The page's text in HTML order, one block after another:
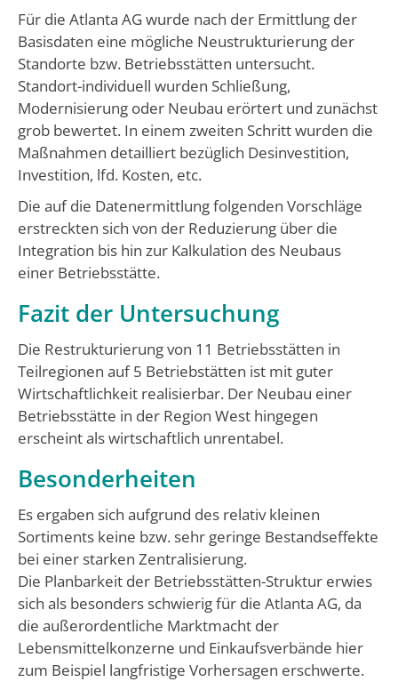
Für die Atlanta AG wurde nach der Ermittlung der
Basisdaten eine mögliche Neustrukturierung der
Standorte bzw. Betriebsstätten untersucht.
Standort-individuell wurden Schließung,
Modernisierung oder Neubau erörtert und zunächst
grob bewertet. In einem zweiten Schritt wurden die
Maßnahmen detailliert bezüglich Desinvestition,
Investition, lfd. Kosten, etc.
Die auf die Datenermittlung folgenden Vorschläge
erstreckten sich von der Reduzierung über die
Integration bis hin zur Kalkulation des Neubaus
einer Betriebsstätte.
Fazit der Untersuchung
Die Restrukturierung von 11 Betriebsstätten in
Teilregionen auf 5 Betriebstätten ist mit guter
Wirtschaftlichkeit realisierbar. Der Neubau einer
Betriebsstätte in der Region West hingegen
erscheint als wirtschaftlich unrentabel.
Besonderheiten
Es ergaben sich aufgrund des relativ kleinen
Sortiments keine bzw. sehr geringe Bestandseffekte
bei einer starken Zentralisierung.
Die Planbarkeit der Betriebsstätten-Struktur erwies
sich als besonders schwierig für die Atlanta AG, da
die außerordentliche Marktmacht der
Lebensmittelkonzerne und Einkaufsverbände hier
zum Beispiel langfristige Vorhersagen erschwerte.